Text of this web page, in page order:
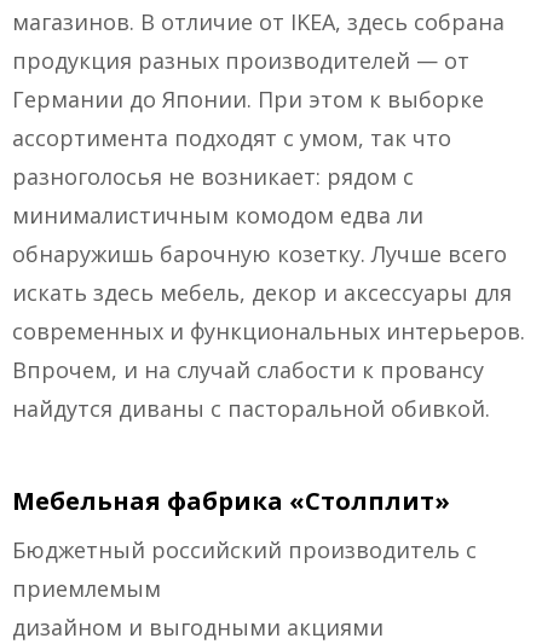
магазинов. В отличие от IKEA, здесь собрана
продукция разных производителей — от
Германии до Японии. При этом к выборке
ассортимента подходят с умом, так что
разноголосья не возникает: рядом с
минималистичным комодом едва ли
обнаружишь барочную козетку. Лучше всего
искать здесь мебель, декор и аксессуары для
современных и функциональных интерьеров.
Впрочем, и на случай слабости к провансу
найдутся диваны с пасторальной обивкой.
Мебельная фабрика «Столплит»
Бюджетный российский производитель с
приемлемым
дизайном и выгодными акциями